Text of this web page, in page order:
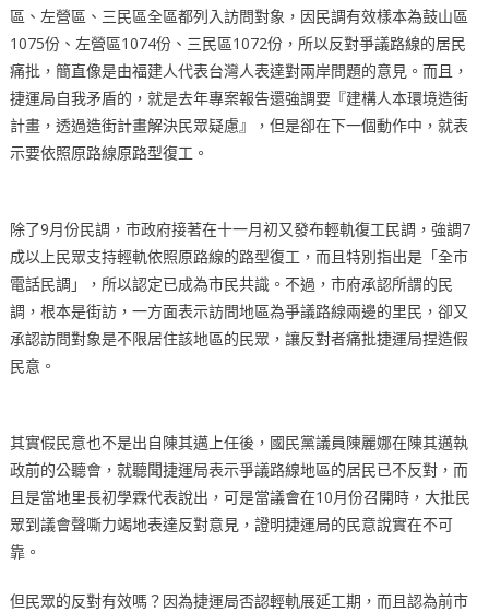
區、左營區、三民區全區都列入訪問對象，因民調有效樣本為鼓山區
1075份、左營區1074份、三民區1072份，所以反對爭議路線的居民
痛批，簡直像是由福建人代表台灣人表達對兩岸問題的意見。而且，
捷運局自我矛盾的，就是去年專案報告還強調要『建構人本環境造街
計畫，透過造街計畫解決民眾疑慮』，但是卻在下一個動作中，就表
示要依照原路線原路型復工。
除了9月份民調，市政府接著在十一月初又發布輕軌復工民調，強調7
成以上民眾支持輕軌依照原路線的路型復工，而且特別指出是「全市
電話民調」，所以認定已成為市民共識。不過，市府承認所謂的民
調，根本是街訪，一方面表示訪問地區為爭議路線兩邊的里民，卻又
承認訪問對象是不限居住該地區的民眾，讓反對者痛批捷運局捏造假
民意。
其實假民意也不是出自陳其邁上任後，國民黨議員陳麗娜在陳其邁執
政前的公聽會，就聽聞捷運局表示爭議路線地區的居民已不反對，而
且是當地里長初學霖代表說出，可是當議會在10月份召開時，大批民
眾到議會聲嘶力竭地表達反對意見，證明捷運局的民意說實在不可
靠。
但民眾的反對有效嗎？因為捷運局否認輕軌展延工期，而且認為前市